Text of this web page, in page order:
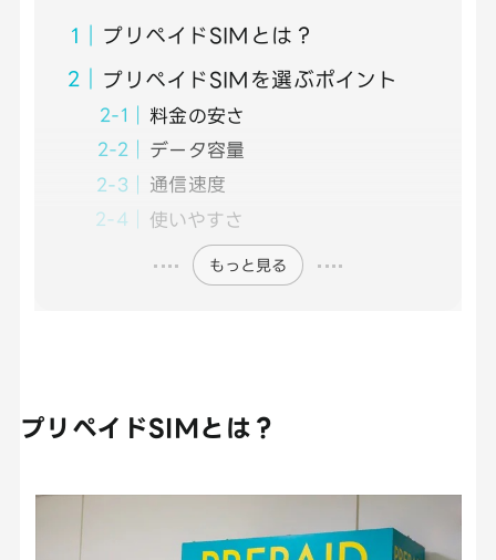
プリペイドSIMとは？
プリペイドSIMを選ぶポイント
料金の安さ
データ容量
通信速度
使いやすさ
もっと見る
プリペイドSIMとは？